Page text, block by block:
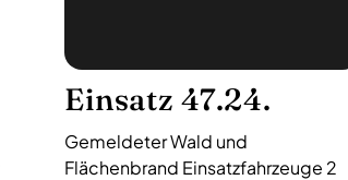
Einsatz 47.24.
Gemeldeter Wald und
Flächenbrand Einsatzfahrzeuge 2